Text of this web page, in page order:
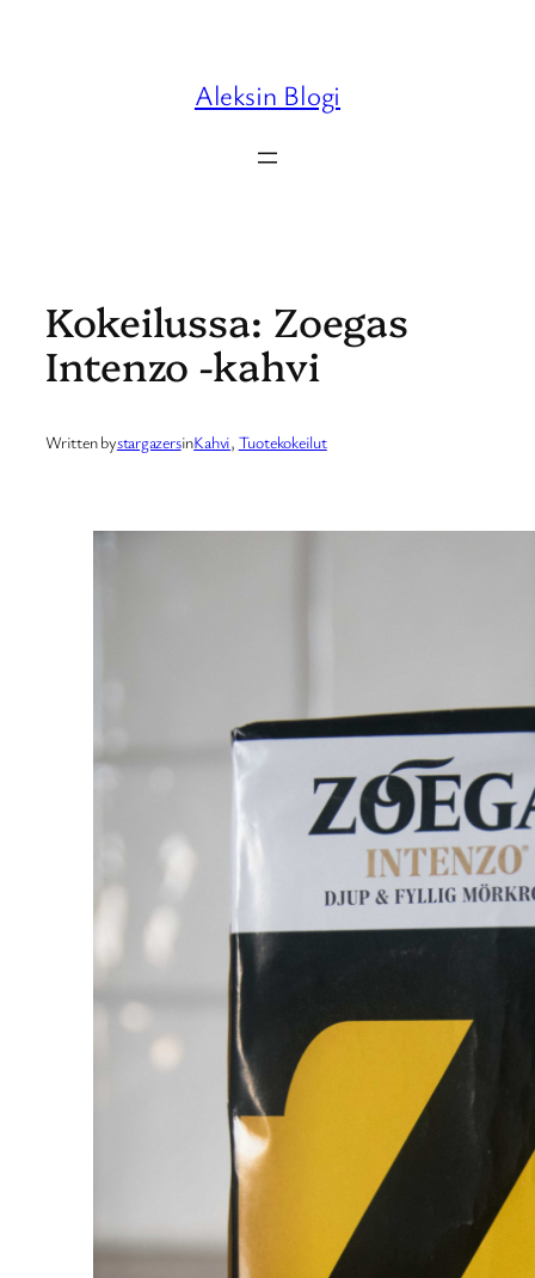
Aleksin Blogi
Kokeilussa: Zoegas
Intenzo -kahvi
Written bystargazersinKahvi, Tuotekokeilut